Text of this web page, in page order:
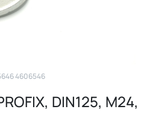
4606546
DIN125, M24,